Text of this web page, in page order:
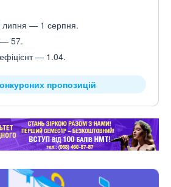
липня — 1 серпня.
— 57.
— 1.04.
пропозицій